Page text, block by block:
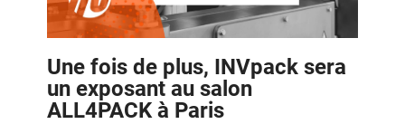
Une fois de plus, INVpack sera
un exposant au salon
ALL4PACK à Paris